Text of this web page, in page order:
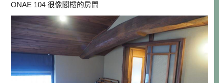
ONAE 104 很像閣樓的房間